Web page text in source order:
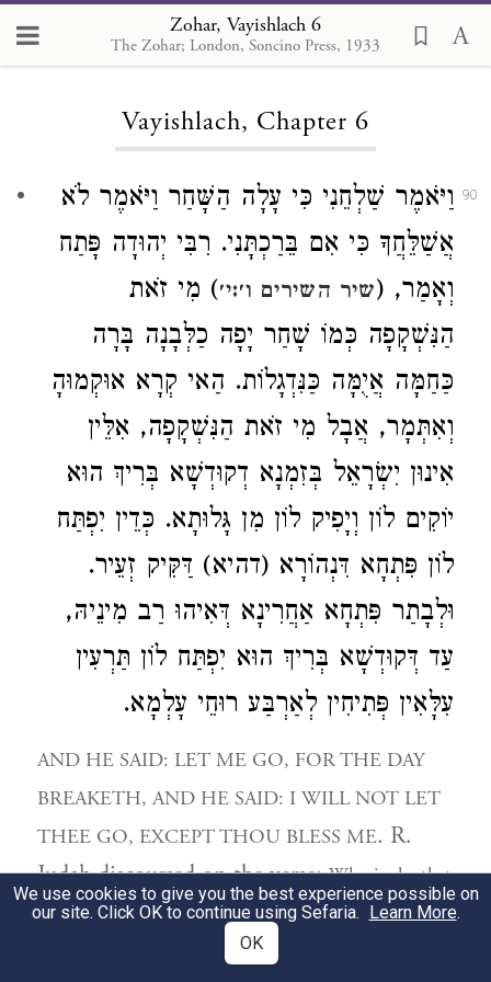
Zohar, Vayishlach 6
The Zohar; London, Soncino Press, 1933
Loading...
Vayishlach, Chapter 6
90 וַיֹּאמֶר שַׁלְחֵנִי כִּי עָלָה הַשָּׁחַר וַיֹּאמֶר לֹא
אֲשַׁלֵּחֲךָ כִּי אִם בֵּרַכְתָּנִי. רִבִּי יְהוּדָה פָּתַח
וְאָמַר, (שיר השירים ו׳:י׳) מִי זֹאת
הַנִּשְׁקָפָה כְּמוֹ שָׁחַר יָפָה כַלְּבָנָה בָּרָה
כַּחַמָּה אֲיֻמָּה כַּנִּדְגָלוֹת. הַאי קְרָא אוּקְמוּהָ
וְאִתְּמָר, אֲבָל מִי זֹאת הַנִּשְׁקָפָה, אִלֵּין
אִינוּן יִשְׂרָאֵל בְּזִמְנָא דְקוּדְשָׁא בְּרִיךְ הוּא
יוֹקִים לוֹן וְיָפִיק לוֹן מִן גָּלוּתָא. כְּדֵין יִפְתַּח
לוֹן פִּתְחָא דִּנְהוֹרָא (דהיא) דַּקִּיק זְעֵיר.
וּלְבָתַר פִּתְחָא אַחֲרִינָא דְּאִיהוּ רַב מִינֵיהּ,
עַד דְּקוּדְשָׁא בְּרִיךְ הוּא יִפְתַּח לוֹן תַּרְעִין
עִלָּאִין פְּתִיחִין לְאַרְבַּע רוּחֵי עָלְמָא.
AND HE SAID: LET ME GO, FOR THE DAY
BREAKETH, AND HE SAID: I WILL NOT LET
THEE GO, EXCEPT THOU BLESS ME. R.
Judah discoursed on the verse:Who is she that
looketh forth as the dawn, fair as the moon, clear as
the sun, terrible as an army with banners
We use cookies to give you the best experience possible on
our site. Click OK to continue using Sefaria. Learn More.
OK